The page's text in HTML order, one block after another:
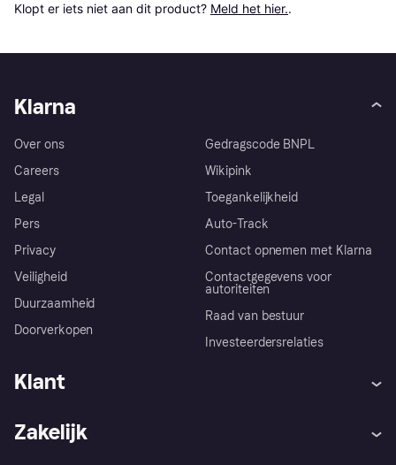
Klopt er iets niet aan dit product? Meld het hier..
Klarna
Over ons
Careers
Legal
Pers
Privacy
Veiligheid
Duurzaamheid
Doorverkopen
Gedragscode BNPL
Wikipink
Toegankelijkheid
Auto-Track
Contact opnemen met Klarna
Contactgegevens voor
autoriteiten
Raad van bestuur
Investeerdersrelaties
Klant
Zakelijk